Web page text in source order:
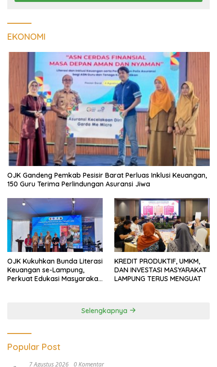
EKONOMI
OJK Gandeng Pemkab Pesisir Barat Perluas Inklusi Keuangan,
150 Guru Terima Perlindungan Asuransi Jiwa
OJK Kukuhkan Bunda Literasi
Keuangan se-Lampung,
Perkuat Edukasi Masyarakat
KREDIT PRODUKTIF, UMKM,
DAN INVESTASI MASYARAKAT
LAMPUNG TERUS MENGUAT
Selengkapnya
Popular Post
7 Agustus 2026 0 Komentar